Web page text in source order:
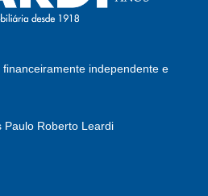
independente e
Paulo Roberto Leardi